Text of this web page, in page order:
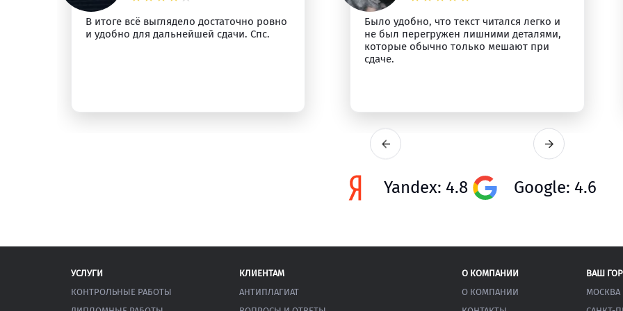
В итоге всё выглядело достаточно ровно
и удобно для дальнейшей сдачи. Спс.
Было удобно, что текст читался легко и
не был перегружен лишними деталями,
которые обычно только мешают при
сдаче.
Yandex: 4.8 Google: 4.6
УСЛУГИ
КОНТРОЛЬНЫЕ РАБОТЫ
КЛИЕНТАМ
АНТИПЛАГИАТ
О КОМПАНИИ
О КОМПАНИИ
ВАШ
МОСКВА